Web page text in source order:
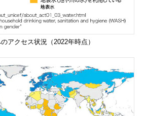
アクセス状況（2022年時点）